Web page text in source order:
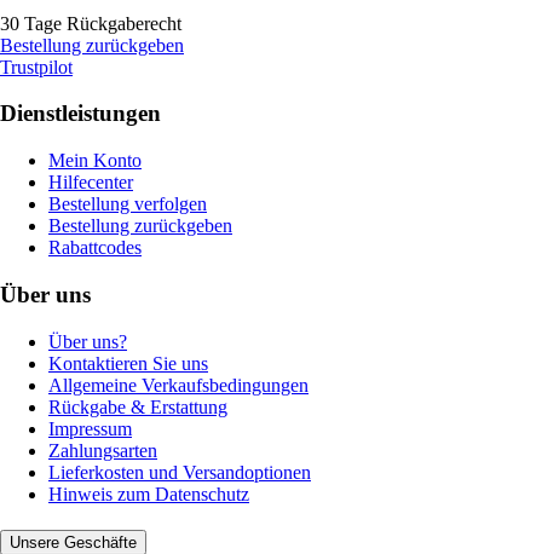
30 Tage Rückgaberecht
Bestellung zurückgeben
Trustpilot
Dienstleistungen
Mein Konto
Hilfecenter
Bestellung verfolgen
Bestellung zurückgeben
Rabattcodes
Über uns
Über uns?
Kontaktieren Sie uns
Allgemeine Verkaufsbedingungen
Rückgabe & Erstattung
Impressum
Zahlungsarten
Lieferkosten und Versandoptionen
Hinweis zum Datenschutz
Unsere Geschäfte